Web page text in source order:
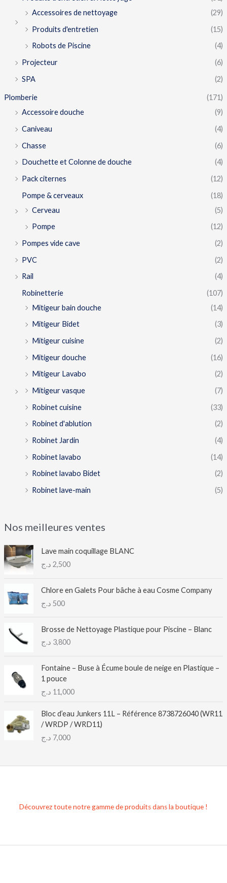
Accessoires de nettoyage
(29)
Produits d'entretien
(15)
Robots de Piscine
(4)
Projecteur
(6)
SPA
(2)
Plomberie
(171)
Accessoire douche
(9)
Caniveau
(4)
Chasse
(6)
Douchette et Colonne de douche
(4)
Pack citernes
(12)
Pompe & cerveaux
(18)
Cerveau
(5)
Pompe
(12)
Pompes vide cave
(2)
PVC
(2)
Rail
(4)
Robinetterie
(107)
Mitigeur bain douche
(14)
Mitigeur Bidet
(3)
Mitigeur cuisine
(2)
Mitigeur douche
(16)
Mitigeur Lavabo
(2)
Mitigeur vasque
(7)
Robinet cuisine
(33)
Robinet d'ablution
(2)
Robinet Jardin
(4)
Robinet lavabo
(14)
Robinet lavabo Bidet
(2)
Robinet lave-main
(5)
Nos meilleures ventes
Lave main coquillage BLANC
2,500 د.ج
Chlore en Galets Pour bâche à eau Cosme Company
500 د.ج
Brosse de Nettoyage Plastique pour Piscine – Blanc
3,800 د.ج
Fontaine – Buse à Écume boule de neige en Plastique –
1 pouce
11,000 د.ج
Bloc d’eau Junkers 11L – Référence 8738726040 (WR11
/ WRDP / WRD11)
7,000 د.ج
Découvrez toute notre gamme de produits dans la boutique !